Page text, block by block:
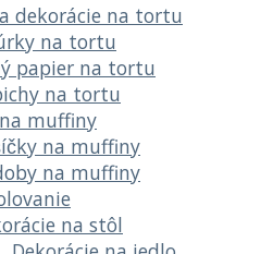
dekorácie na tortu
na tortu
papier na tortu
na tortu
muffiny
na muffiny
na muffiny
na stôl